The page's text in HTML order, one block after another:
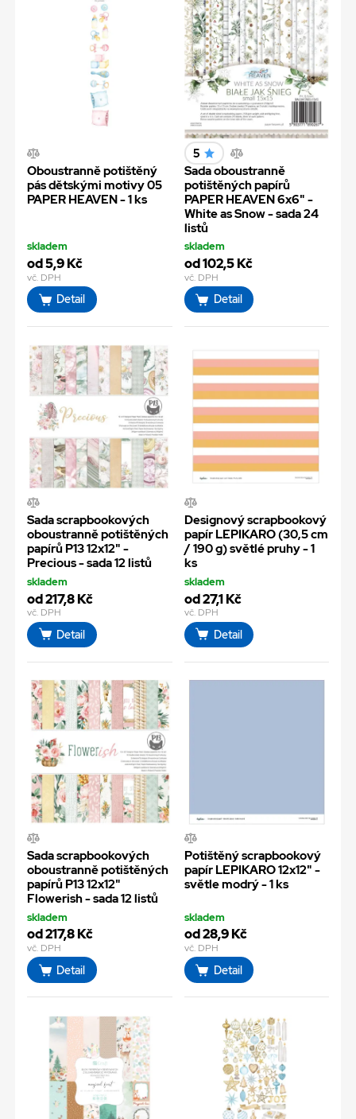
Oboustranně potištěný
pás dětskými motivy 05
PAPER HEAVEN - 1 ks
skladem
od 5,9 Kč
vč. DPH
Detail
5
Sada oboustranně
potištěných papírů
PAPER HEAVEN 6x6" -
White as Snow - sada 24
listů
skladem
od 102,5 Kč
vč. DPH
Detail
Sada scrapbookových
oboustranně potištěných
papírů P13 12x12" -
Precious - sada 12 listů
skladem
od 217,8 Kč
vč. DPH
Detail
Designový scrapbookový
papír LEPIKARO (30,5 cm
/ 190 g) světlé pruhy - 1
ks
skladem
od 27,1 Kč
vč. DPH
Detail
Sada scrapbookových
oboustranně potištěných
papírů P13 12x12"
Flowerish - sada 12 listů
skladem
od 217,8 Kč
vč. DPH
Detail
Potištěný scrapbookový
papír LEPIKARO 12x12" -
světle modrý - 1 ks
skladem
od 28,9 Kč
vč. DPH
Detail